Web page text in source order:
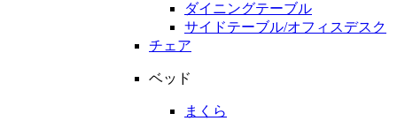
ダイニングテーブル
サイドテーブル/オフィスデスク
チェア
ベッド
まくら